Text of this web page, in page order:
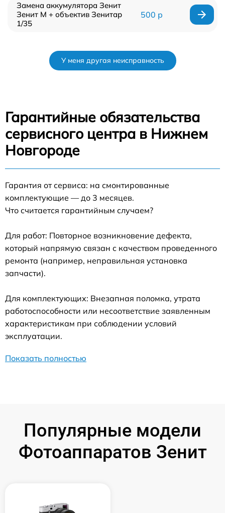
Замена аккумулятора Зенит
Зенит М + объектив Зенитар
1/35
500 р
У меня другая неисправность
Гарантийные обязательства
сервисного центра в Нижнем
Новгороде
Гарантия от сервиса: на смонтированные
комплектующие — до 3 месяцев.
Что считается гарантийным случаем?
Для работ: Повторное возникновение дефекта,
который напрямую связан с качеством проведенного
ремонта (например, неправильная установка
запчасти).
Для комплектующих: Внезапная поломка, утрата
работоспособности или несоответствие заявленным
характеристикам при соблюдении условий
эксплуатации.
Показать полностью
Популярные модели
Фотоаппаратов Зенит